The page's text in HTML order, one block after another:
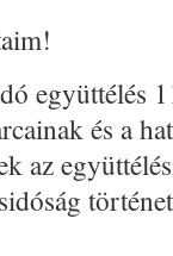
együttélés
és a
az